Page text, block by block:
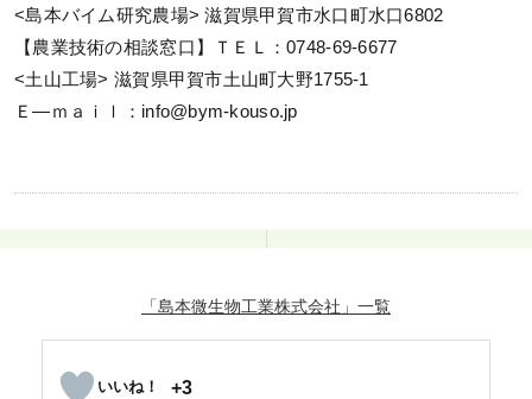
<島本バイム研究農場> 滋賀県甲賀市水口町水口6802
【農業技術の相談窓口】ＴＥＬ：0748-69-6677
<土山工場> 滋賀県甲賀市土山町大野1755-1
Ｅ―ｍａｉｌ：info@bym-kouso.jp
「島本微生物工業株式会社」
+3